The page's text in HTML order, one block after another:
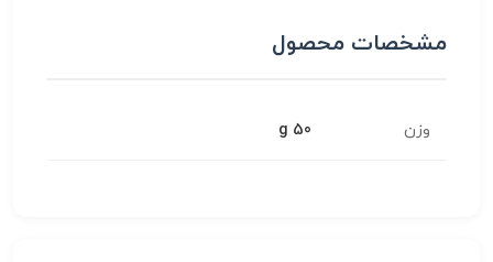
مشخصات محصول
وزن 50 g